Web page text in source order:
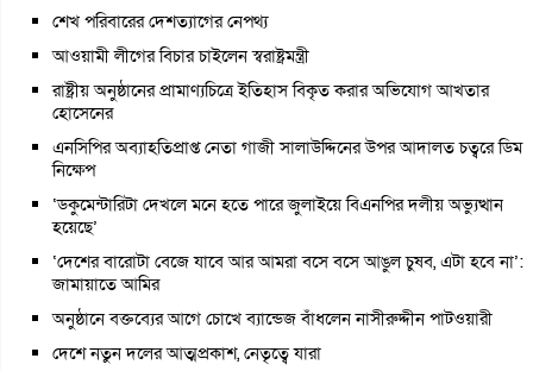
শেখ পরিবারের দেশত্যাগের নেপথ্য
আওয়ামী লীগের বিচার চাইলেন স্বরাষ্ট্রমন্ত্রী
রাষ্ট্রীয় অনুষ্ঠানের প্রামাণ্যচিত্রে ইতিহাস বিকৃত করার অভিযোগ আখতার
হোসেনের
এনসিপির অব্যাহতিপ্রাপ্ত নেতা গাজী সালাউদ্দিনের উপর আদালত চত্বরে ডিম
নিক্ষেপ
‘ডকুমেন্টারিটা দেখলে মনে হতে পারে জুলাইয়ে বিএনপির দলীয় অভ্যুত্থান
হয়েছে’
‘দেশের বারোটা বেজে যাবে আর আমরা বসে বসে আঙুল চুষব, এটা হবে না’:
জামায়াতে আমির
অনুষ্ঠানে বক্তব্যের আগে চোখে ব্যান্ডেজ বাঁধলেন নাসীরুদ্দীন পাটওয়ারী
দেশে নতুন দলের আত্মপ্রকাশ, নেতৃত্বে যারা